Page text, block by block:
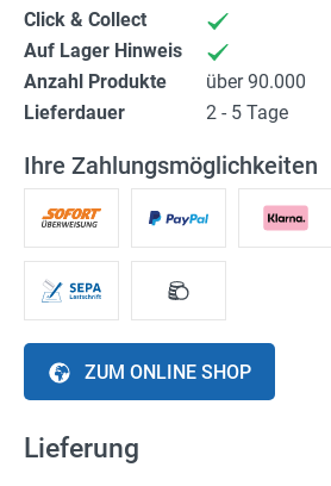
Click & Collect
Auf Lager Hinweis
Anzahl Produkte
über 90.000
Lieferdauer
2 - 5 Tage
Ihre Zahlungsmöglichkeiten
ZUM ONLINE SHOP
Lieferung